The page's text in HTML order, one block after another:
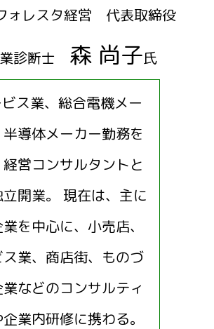
ォレスタ経営 代表取締役
診断士 森 尚子氏
ス業、総合電機メー
導体メーカー勤務を
営コンサルタントと
立開業。 現在は、主に
を中心に、小売店、
業、商店街、ものづ
業などのコンサルティ
業内研修に携わる。